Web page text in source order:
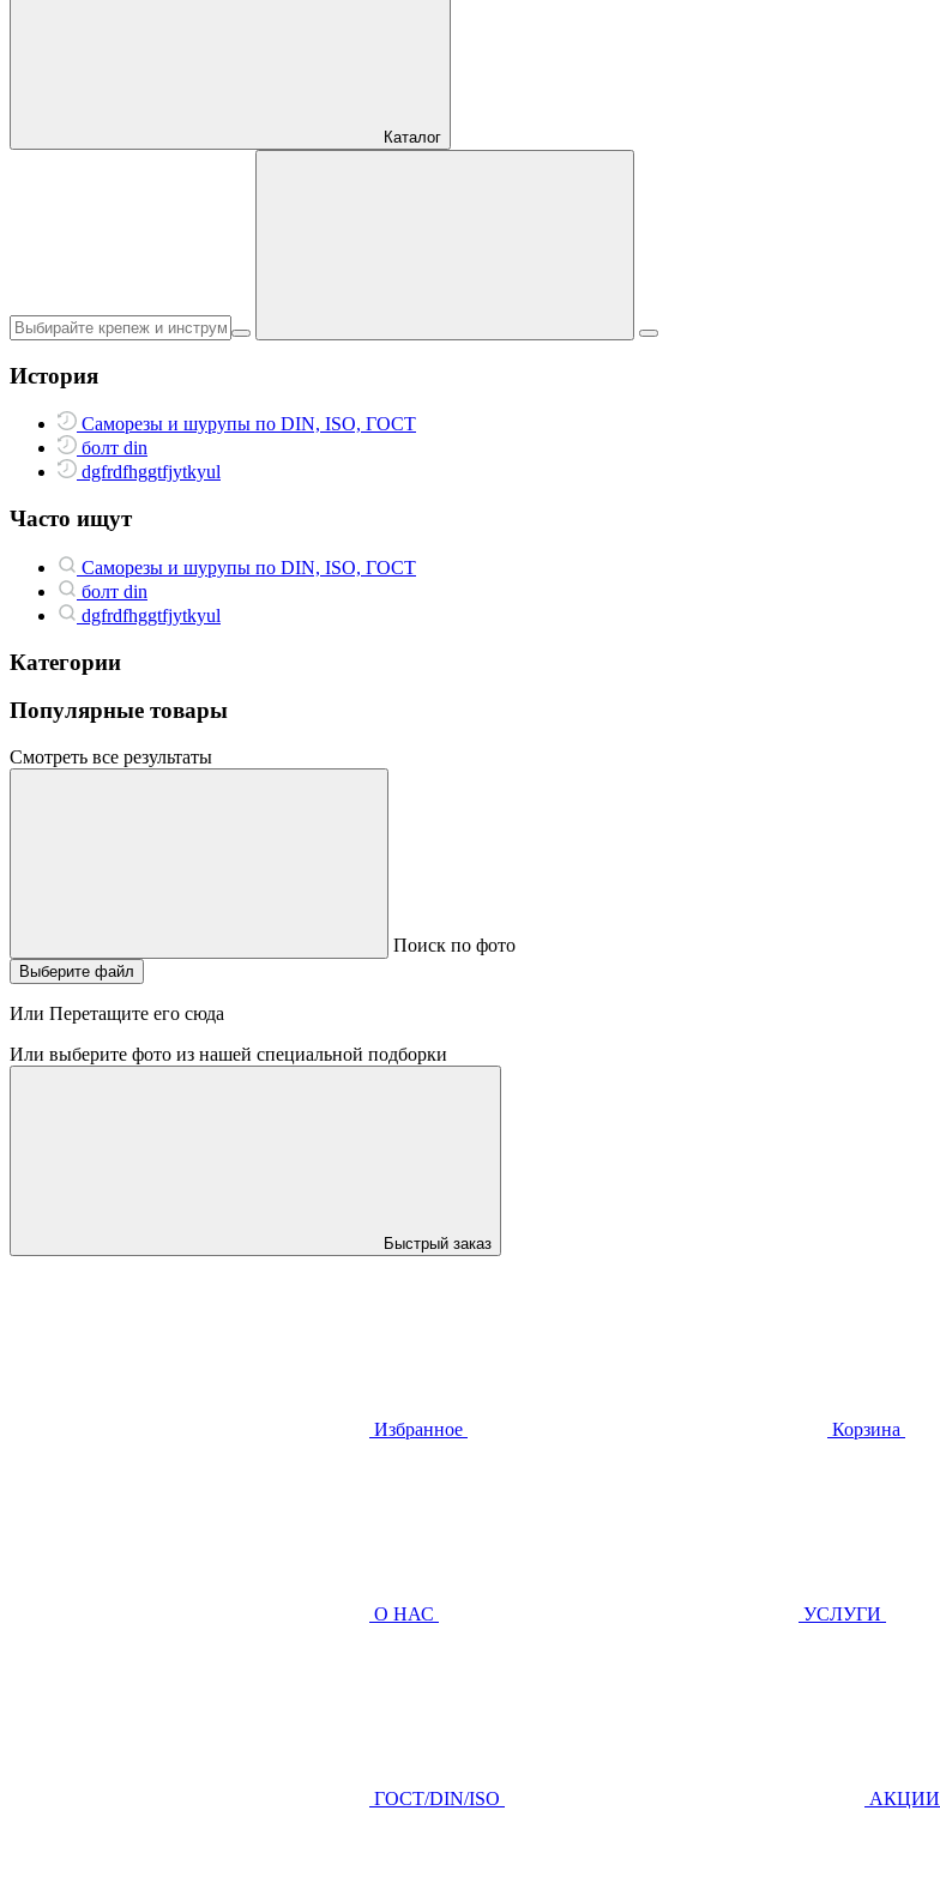
Каталог
История
Саморезы и шурупы по DIN, ISO, ГОСТ
болт din
dgfrdfhggtfjytkyul
Часто ищут
Саморезы и шурупы по DIN, ISO, ГОСТ
болт din
dgfrdfhggtfjytkyul
Категории
Популярные товары
Смотреть все результаты
Поиск по фото
Выберите файл
Или Перетащите его сюда
Или выберите фото из нашей специальной подборки
Быстрый заказ
Избранное Корзина
О НАС УСЛУГИ
ГOCТ/DIN/ISO АКЦИИ